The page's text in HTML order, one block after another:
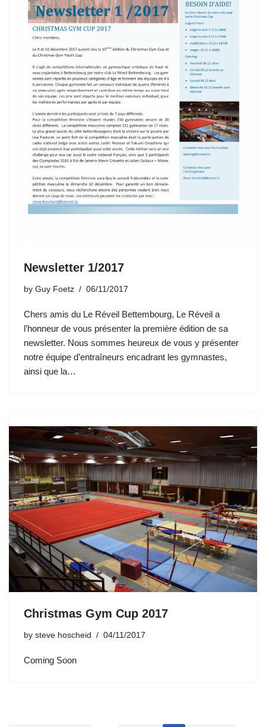
Newsletter 1/2017
by Guy Foetz 06/11/2017
Chers amis du Le Réveil Bettembourg, Le Réveil a
l’honneur de vous présenter la première édition de sa
newsletter. Nous sommes heureux de vous y présenter
notre équipe d’entraîneurs encadrant les gymnastes,
ainsi que la…
Christmas Gym Cup 2017
by steve hoscheid 04/11/2017
Coming Soon